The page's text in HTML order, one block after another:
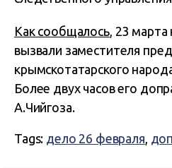
Как сообщалось, 23 марта
вызвали заместителя
крымскотатарского
Более двух часов его
А.Чийгоза.
Tags: дело 26 февраля,